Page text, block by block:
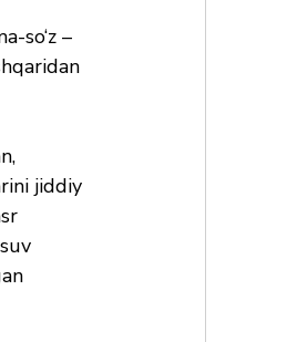
so‘z –
jiddiy